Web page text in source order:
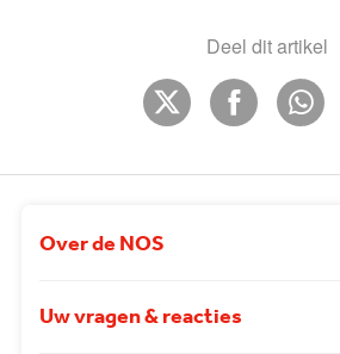
Deel dit artikel
Over de NOS
Uw vragen & reacties